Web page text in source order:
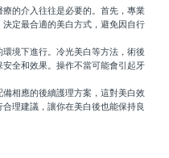
的介入往往是必要的。首先，專業
定最合適的美白方式，避免因自行
境下進行。冷光美白等方法，術後
全和效果。操作不當可能會引起牙
相應的後續護理方案，這對美白效
理建議，讓你在美白後也能保持良